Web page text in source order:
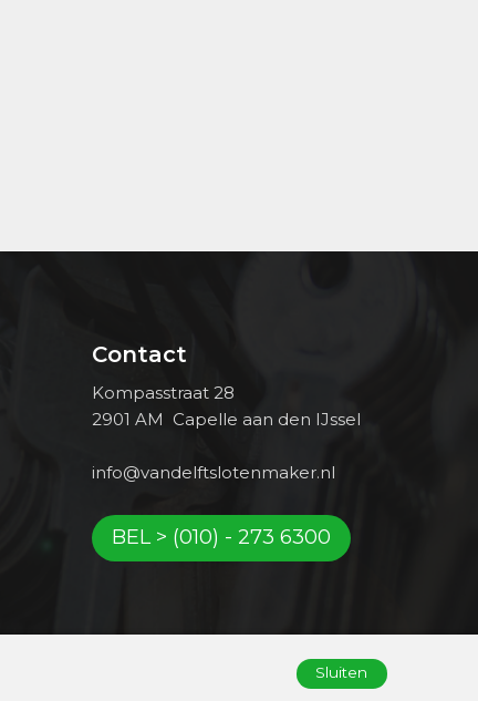
Contact
Kompasstraat 28
2901 AM Capelle aan den IJssel
info@vandelftslotenmaker.nl
BEL > (010) - 273 6300
Privacy- en cookiebeleid
Sluiten